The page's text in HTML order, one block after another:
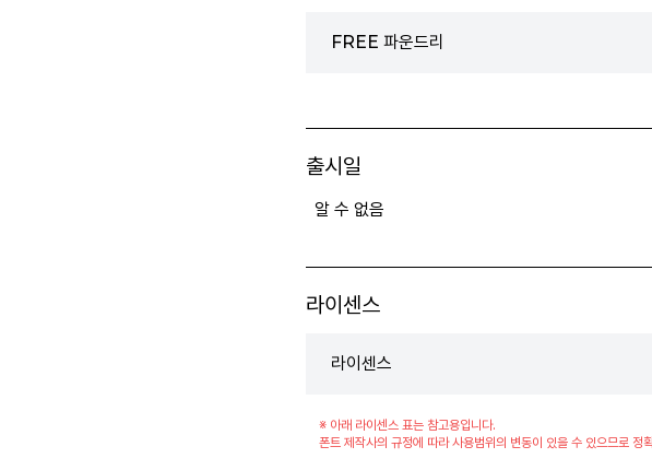
FREE 파운드리
출시일
알 수 없음
라이센스
라이센스
※ 아래 라이센스 표는 참고용입니다.
폰트 제작사의 규정에 따라 사용범위의 변동이 있을 수 있으므로 정